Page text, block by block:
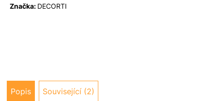
Značka: DECORTI
Popis Související (2)
e